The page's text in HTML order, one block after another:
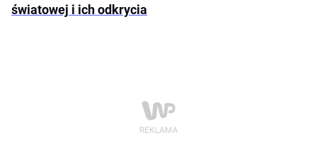
światowej i ich odkrycia